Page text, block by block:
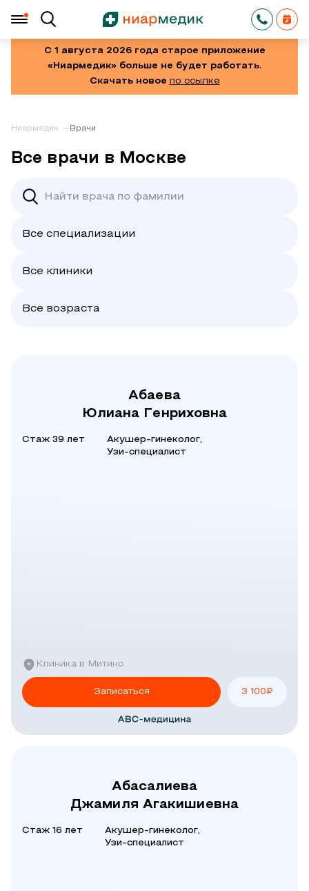
С 1 августа 2026 года старое приложение
«Ниармедик» больше не будет работать.
Скачать новое по ссылке
Ниармедик Врачи
Все врачи в Москве
Абаева
Юлиана Генриховна
Стаж 39 лет
Акушер-гинеколог,
Узи-специалист
Клиника в Митино
Записаться 3 100₽
Абасалиева
Джамиля Агакишиевна
Стаж 16 лет
Акушер-гинеколог,
Узи-специалист